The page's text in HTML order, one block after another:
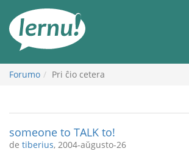
enhavo
Forumo Pri ĉio cetera
someone to TALK to!
de tiberius, 2004-aŭgusto-26